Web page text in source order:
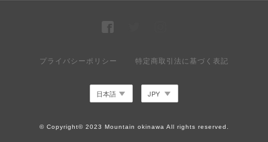
プライバシーポリシー 特定商取引法に基づく表記
© Copyright© 2023 Mountain okinawa All rights reserved.